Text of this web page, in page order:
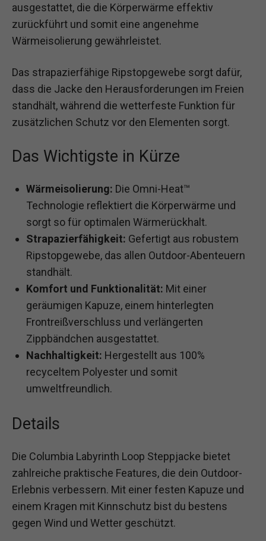
ausgestattet, die die Körperwärme effektiv
zurückführt und somit eine angenehme
Wärmeisolierung gewährleistet.
Das strapazierfähige Ripstopgewebe sorgt dafür,
dass die Jacke den Herausforderungen im Freien
standhält, während die wetterfeste Funktion für
zusätzlichen Schutz vor den Elementen sorgt.
Das Wichtigste in Kürze
Wärmeisolierung: Die Omni-Heat™
Technologie reflektiert die Körperwärme und
sorgt so für optimalen Wärmerückhalt.
Strapazierfähigkeit: Gefertigt aus robustem
Ripstopgewebe, das allen Outdoor-Abenteuern
standhält.
Komfort und Funktionalität: Mit einer
geräumigen Kapuze, einem hinterlegten
Frontreißverschluss und verlängerten
Zippbändchen ausgestattet.
Nachhaltigkeit: Hergestellt aus 100%
recyceltem Polyester und somit
umweltfreundlich.
Details
Die Columbia Labyrinth Loop Steppjacke bietet
zahlreiche praktische Features, die dein Outdoor-
Erlebnis verbessern. Mit einer festen Kapuze und
einem Kragen mit Kinnschutz bist du bestens
gegen Wind und Wetter geschützt.